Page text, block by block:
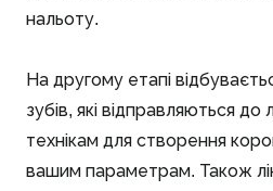
нальоту.
На другому етапі
зубів, які відправляються до
технікам для створення
вашим параметрам. Також